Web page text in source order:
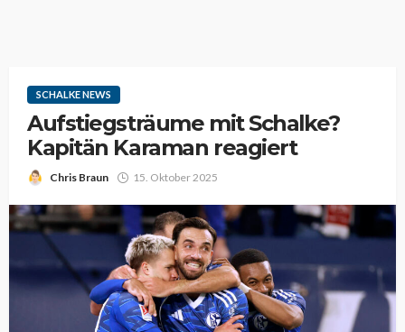
SCHALKE NEWS
Aufstiegsträume mit Schalke?
Kapitän Karaman reagiert
Chris Braun 15. Oktober 2025